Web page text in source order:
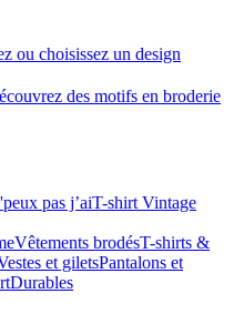
ou choisissez un design
des motifs en broderie
pas j’aiT-shirt Vintage
Vêtements brodésT-shirts &
et giletsPantalons et
Durables